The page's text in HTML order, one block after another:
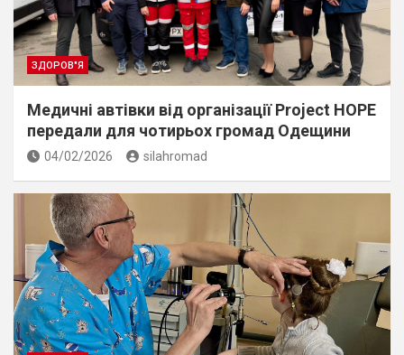
ЗДОРОВ"Я
Медичні автівки від організації Project HOPE
передали для чотирьох громад Одещини
04/02/2026 silahromad